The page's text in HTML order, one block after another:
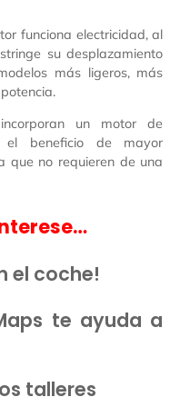
funciona electricidad, al
su desplazamiento
más ligeros, más
un motor de
el beneficio de mayor
que no requieren de una
el coche!
te ayuda a
talleres